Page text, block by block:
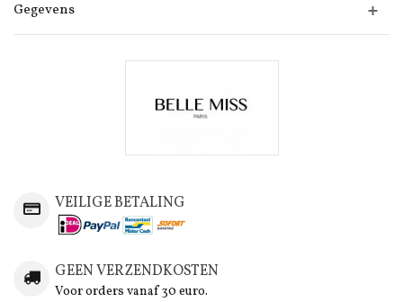
Gegevens
VEILIGE BETALING
GEEN VERZENDKOSTEN
Voor orders vanaf 30 euro.